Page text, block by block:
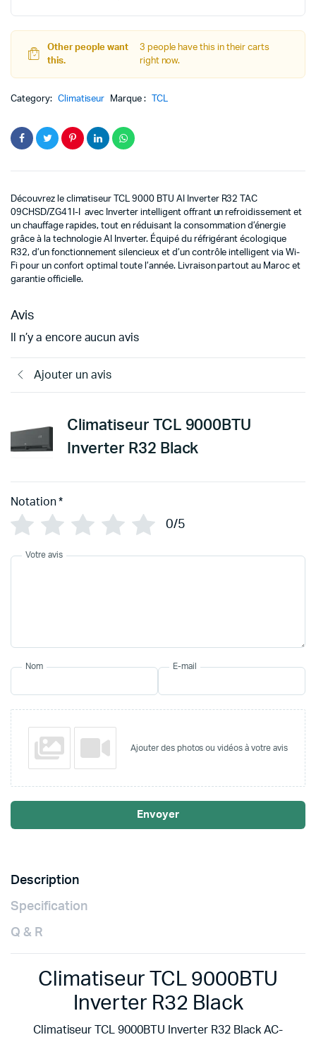
Other people want
this.
3 people have this in their carts
right now.
Category: Climatiseur Marque : TCL
Découvrez le climatiseur TCL 9000 BTU AI Inverter R32 TAC
09CHSD/ZG41I-I avec Inverter intelligent offrant un refroidissement et
un chauffage rapides, tout en réduisant la consommation d’énergie
grâce à la technologie AI Inverter. Équipé du réfrigérant écologique
R32, d’un fonctionnement silencieux et d’un contrôle intelligent via Wi-
Fi pour un confort optimal toute l’année. Livraison partout au Maroc et
garantie officielle.
Avis
Il n’y a encore aucun avis
Ajouter un avis
Climatiseur TCL 9000BTU
Inverter R32 Black
Notation *
0/5
Votre avis
Nom E-mail
Ajouter des photos ou vidéos à votre avis
Envoyer
Description
Specification
Q & R
Climatiseur TCL 9000BTU
Inverter R32 Black
Climatiseur TCL 9000BTU Inverter R32 Black AC-